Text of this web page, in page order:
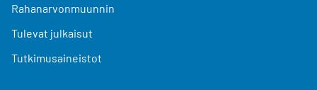
Rahanarvonmuunnin
Tulevat julkaisut
Tutkimusaineistot